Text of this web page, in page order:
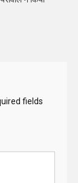
fields